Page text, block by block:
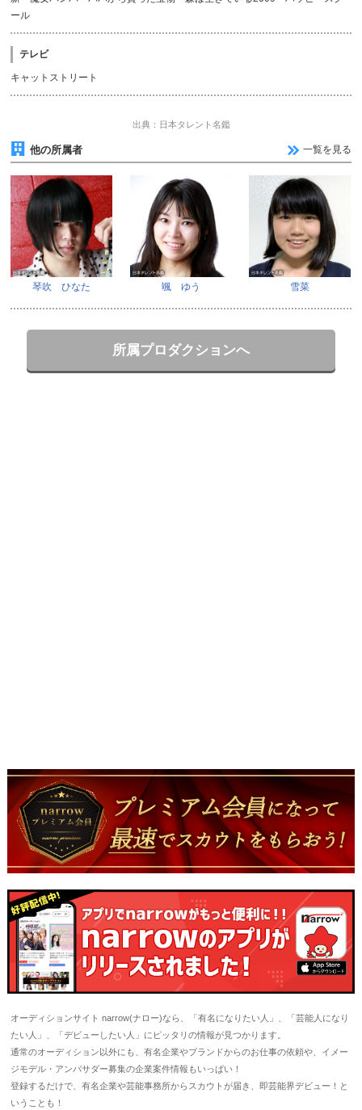
ール
テレビ
キャットストリート
出典：日本タレント名鑑
他の所属者 一覧を見る
琴吹 ひなた 颯 ゆう 雪菜
所属プロダクションへ
オーディションサイト narrow(ナロー)なら、「有名になりたい人」、「芸能人になり
たい人」、「デビューしたい人」にピッタリの情報が見つかります。
通常のオーディション以外にも、有名企業やブランドからのお仕事の依頼や、イメー
ジモデル・アンバサダー募集の企業案件情報もいっぱい！
登録するだけで、有名企業や芸能事務所からスカウトが届き、即芸能界デビュー！と
いうことも！